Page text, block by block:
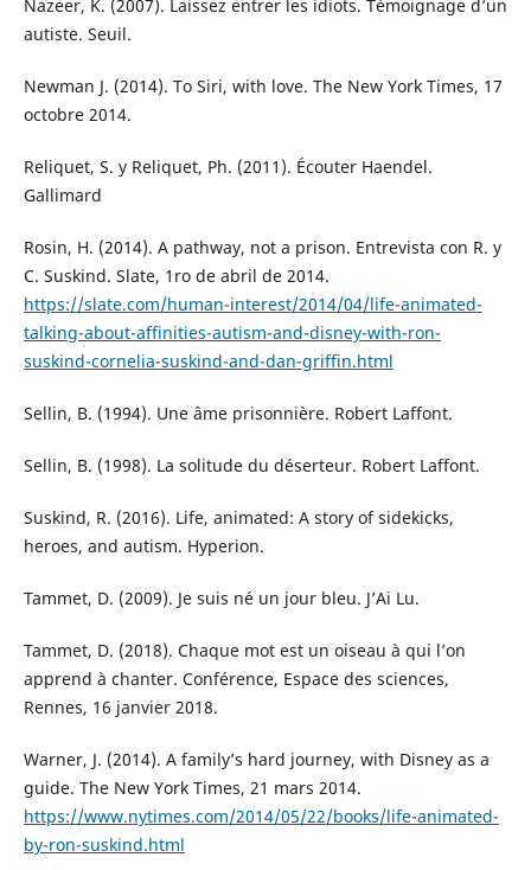
Nazeer, K. (2007). Laissez entrer les idiots. Témoignage d’un
autiste. Seuil.
Newman J. (2014). To Siri, with love. The New York Times, 17
octobre 2014.
Reliquet, S. y Reliquet, Ph. (2011). Écouter Haendel.
Gallimard
Rosin, H. (2014). A pathway, not a prison. Entrevista con R. y
C. Suskind. Slate, 1ro de abril de 2014.
https://slate.com/human-interest/2014/04/life-animated-
talking-about-affinities-autism-and-disney-with-ron-
suskind-cornelia-suskind-and-dan-griffin.html
Sellin, B. (1994). Une âme prisonnière. Robert Laffont.
Sellin, B. (1998). La solitude du déserteur. Robert Laffont.
Suskind, R. (2016). Life, animated: A story of sidekicks,
heroes, and autism. Hyperion.
Tammet, D. (2009). Je suis né un jour bleu. J’Ai Lu.
Tammet, D. (2018). Chaque mot est un oiseau à qui l’on
apprend à chanter. Conférence, Espace des sciences,
Rennes, 16 janvier 2018.
Warner, J. (2014). A family’s hard journey, with Disney as a
guide. The New York Times, 21 mars 2014.
https://www.nytimes.com/2014/05/22/books/life-animated-
by-ron-suskind.html